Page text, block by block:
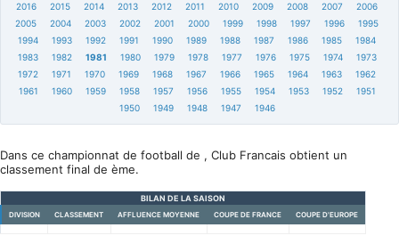
2016
2015 2014 2013 2012 2011 2010 2009 2008 2007
2006
2005
2004 2003 2002 2001 2000 1999 1998 1997 1996
1995
1994
1993 1992 1991 1990 1989 1988 1987 1986 1985
1984
1983
1982 1981 1980 1979 1978 1977 1976 1975 1974
1973
1972
1971 1970 1969 1968 1967 1966 1965 1964 1963
1962
1961
1960 1959 1958 1957 1956 1955 1954 1953 1952
1951
1950
1949 1948 1947 1946
Dans ce championnat de football de , Club Francais obtient un
classement final de ème.
BILAN DE LA SAISON
DIVISION CLASSEMENT AFFLUENCE MOYENNE COUPE DE FRANCE COUPE D'EUROPE